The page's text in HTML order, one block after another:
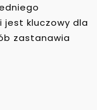
jest kluczowy dla
zastanawia